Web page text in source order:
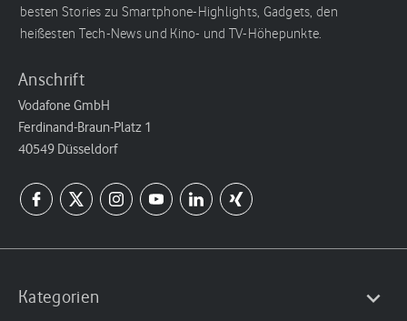
besten Stories zu Smartphone-Highlights, Gadgets, den
heißesten Tech-News und Kino- und TV-Höhepunkte.
Anschrift
Vodafone GmbH
Ferdinand-Braun-Platz 1
40549 Düsseldorf
Kategorien